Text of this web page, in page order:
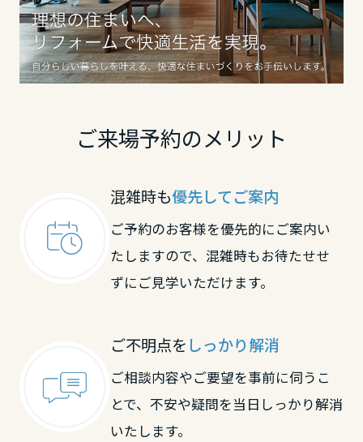
ご来場予約のメリット
混雑時も優先してご案内
ご予約のお客様を優先的にご案内い
たしますので、混雑時もお待たせせ
ずにご見学いただけます。
ご不明点を しっかり解消
ご相談内容やご要望を事前に伺うこ
とで、不安や疑問を当日しっかり解消
いたします。
長崎県
熊本県
鹿児島県